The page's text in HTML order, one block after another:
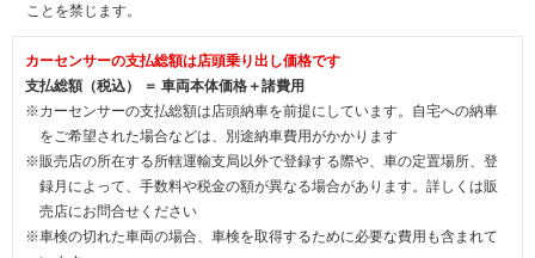
ことを禁じます。
カーセンサーの支払総額は店頭乗り出し価格です
支払総額（税込） ＝ 車両本体価格＋諸費用
※カーセンサーの支払総額は店頭納車を前提にしています。自宅への納車
をご希望された場合などは、別途納車費用がかかります
※販売店の所在する所轄運輸支局以外で登録する際や、車の定置場所、登
録月によって、手数料や税金の額が異なる場合があります。詳しくは販
売店にお問合せください
※車検の切れた車両の場合、車検を取得するために必要な費用も含まれて